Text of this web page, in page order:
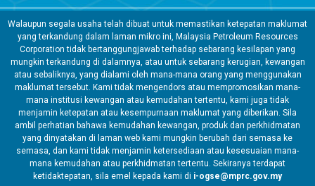
Walaupun segala usaha telah dibuat untuk memastikan ketepatan maklumat
yang terkandung dalam laman mikro ini, Malaysia Petroleum Resources
Corporation tidak bertanggungjawab terhadap sebarang kesilapan yang
mungkin terkandung di dalamnya, atau untuk sebarang kerugian, kewangan
atau sebaliknya, yang dialami oleh mana-mana orang yang menggunakan
maklumat tersebut. Kami tidak mengendors atau mempromosikan mana-
mana institusi kewangan atau kemudahan tertentu, kami juga tidak
menjamin ketepatan atau kesempurnaan maklumat yang diberikan. Sila
ambil perhatian bahawa kemudahan kewangan, produk dan perkhidmatan
yang dinyatakan di laman web kami mungkin berubah dari semasa ke
semasa, dan kami tidak menjamin ketersediaan atau kesesuaian mana-
mana kemudahan atau perkhidmatan tertentu. Sekiranya terdapat
ketidaktepatan, sila emel kepada kami di i-ogse@mprc.gov.my